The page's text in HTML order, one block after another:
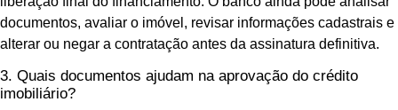
documentos, avaliar o imóvel, revisar informações cadastrais e
alterar ou negar a contratação antes da assinatura definitiva.
3. Quais documentos ajudam na aprovação do crédito
imobiliário?